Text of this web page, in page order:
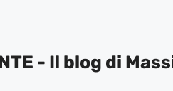
- Il blog di